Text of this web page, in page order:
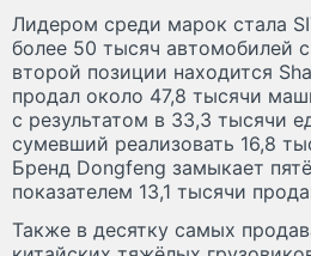
Лидером среди марок стала
более 50 тысяч автомобилей
второй позиции находится
продал около 47,8 тысячи
с результатом в 33,3 тысячи
сумевший реализовать 16,8
Бренд Dongfeng замыкает
показателем 13,1 тысячи
Также в десятку самых